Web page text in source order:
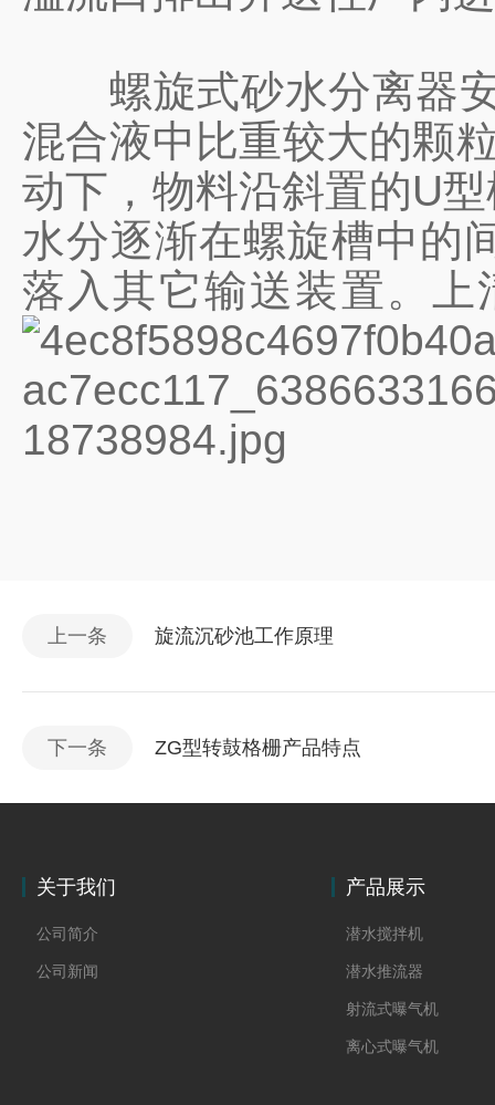
螺旋式砂水分离器安
混合液中比重较大的颗
动下，物料沿斜置的U
水分逐渐在螺旋槽中的
落入其它输送装置。
上一条 旋流沉砂池工作原理
下一条 ZG型转鼓格栅产品特点
关于我们
公司简介
公司新闻
产品展示
潜水搅拌机
潜水推流器
射流式曝气机
离心式曝气机